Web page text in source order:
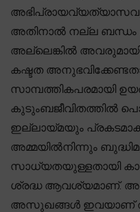
അതിനാൽ നല്ല ബന്ധം
അല്ലെങ്കിൽ
കഷ്ടത
സാമ്പത്തികപരമായി
കുടുംബജീവിതത്തിൽ
ഇല്ലായ്മയും
അമ്മയിൽനിന്നും
സാധ്യതയുള്ളതായി
ശ്രദ്ധ ആവശ്യമാണ്.
അസുഖങ്ങൾ ഇവയാണ്